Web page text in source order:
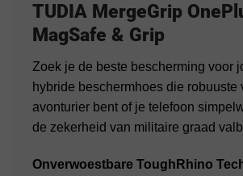
TUDIA MergeGrip
MagSafe & Grip
Zoek je de beste bescherming voor
hybride beschermhoes die
avonturier bent of je telefoon
de zekerheid van militaire graad
Onverwoestbare ToughRhino